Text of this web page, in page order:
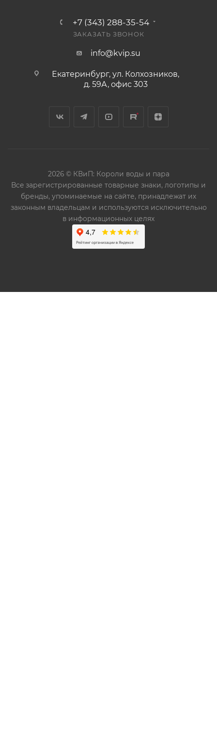
+7 (343) 288-35-54
ЗАКАЗАТЬ ЗВОНОК
info@kvip.su
Екатеринбург, ул. Колхозников,
д. 59А, офис 303
2026 © КВиП: Короли воды и пара
Bce зарегистрированные товарные знаки, логотипы и
бренды, упоминаемые на сайте, принадлежат их
законным владельцам и используются исключительно
в информационных целях